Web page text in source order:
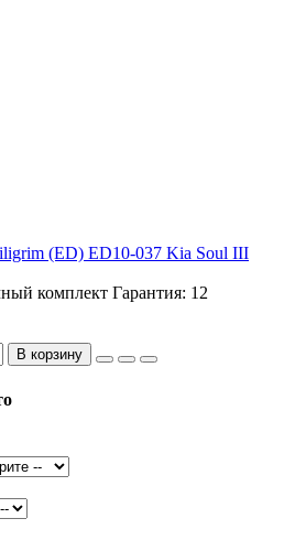
(ED) ED10-037 Kia Soul III
комплект Гарантия: 12
В корзину